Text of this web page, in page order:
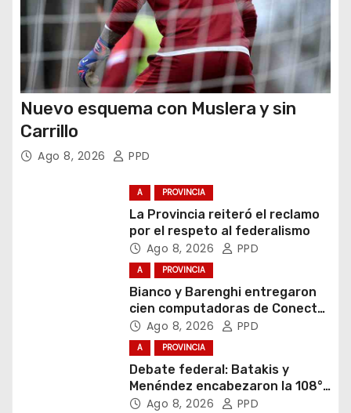
Nuevo esquema con Muslera y sin
Carrillo
Ago 8, 2026 PPD
A PROVINCIA
La Provincia reiteró el reclamo
por el respeto al federalismo
Ago 8, 2026 PPD
A PROVINCIA
Bianco y Barenghi entregaron
cien computadoras de Conectar
Igualdad Bonaerense
Ago 8, 2026 PPD
A PROVINCIA
Debate federal: Batakis y
Menéndez encabezaron la 108°
Asamblea del CNV
Ago 8, 2026 PPD